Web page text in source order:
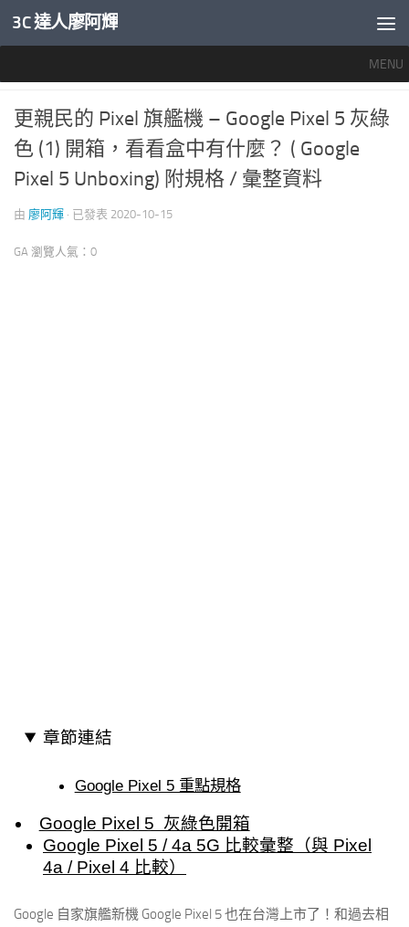
內文下方
3C 達人廖阿輝
MENU
0
更親民的 Pixel 旗艦機 – Google Pixel 5 灰綠
色 (1) 開箱，看看盒中有什麼？ ( Google
Pixel 5 Unboxing) 附規格 / 彙整資料
由 廖阿輝 · 已發表 2020-10-15
GA 瀏覽人氣：0
章節連結
Google Pixel 5 重點規格
Google Pixel 5 灰綠色開箱
Google Pixel 5 / 4a 5G 比較彙整（與 Pixel
4a / Pixel 4 比較）
Google 自家旗艦新機 Google Pixel 5 也在台灣上市了！和過去相